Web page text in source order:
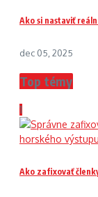
Ako si nastaviť
dec 05, 2025
Top témy
1
Ako zafixovať